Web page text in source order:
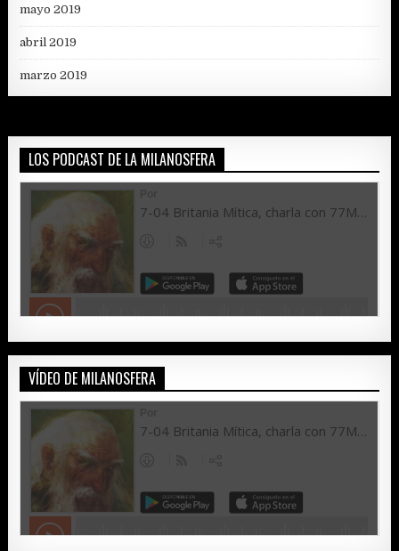
mayo 2019
abril 2019
marzo 2019
LOS PODCAST DE LA MILANOSFERA
VÍDEO DE MILANOSFERA